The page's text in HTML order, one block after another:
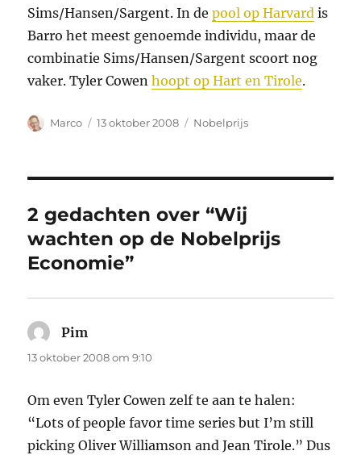
Sims/Hansen/Sargent. In depool op Harvard is
Barro het meest genoemde individu, maar de
combinatie Sims/Hansen/Sargent scoort nog
vaker. Tyler Cowenhoopt op Hart en Tirole.
Auteur
Marco
Geplaatst
13 oktober 2008 Categorieën
Nobelprijs
2 gedachten over “Wij
wachten op de Nobelprijs
Economie”
Pim
13 oktober 2008 om 9:10
Om even Tyler Cowen zelf te aan te halen:
“Lots of people favor time series but I’m still
picking Oliver Williamson and Jean Tirole.” Dus